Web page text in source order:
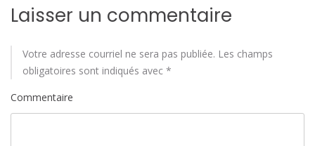
r
t
i
c
Laisser un commentaire
Votre adresse courriel ne sera pas publiée. Les champs
obligatoires sont indiqués avec *
Commentaire